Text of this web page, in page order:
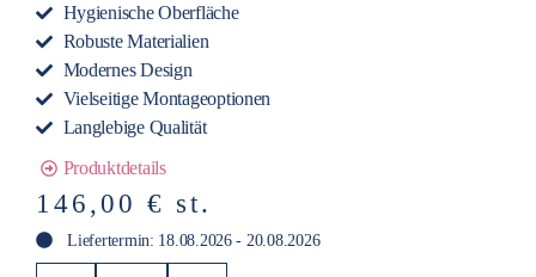
Hygienische Oberfläche
Robuste Materialien
Modernes Design
Vielseitige Montageoptionen
Langlebige Qualität
Produktdetails
146,00 € st.
Liefertermin: 18.08.2026 - 20.08.2026